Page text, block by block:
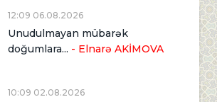
12:09 06.08.2026
Unudulmayan mübarək
doğumlara... - Elnarə AKİMOVA
10:09 02.08.2026